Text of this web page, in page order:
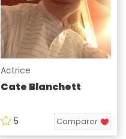
Actrice
Cate Blanchett
5 Comparer